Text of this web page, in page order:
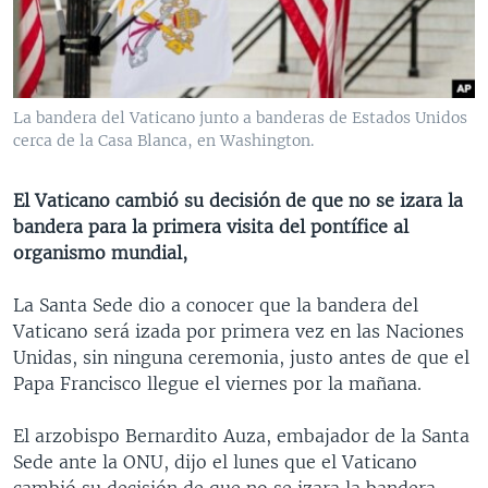
VENEZUELA
BRASIL
NICARAGUA
ECONOMÍA
ENTRETENIMIENTO Y CULTURA
TECNOLOGÍA
DEPORTES
MULTIMEDIA
VIDEOS
FOTOGRAFÍA
AUDIOS
PROGRAMAS TV
EL MUNDO AL DÍA
FORO INTERAMERICANO
LAS CLAVES
PANORAMA
RADIO
AVANCE INFORMATIVO
BUENOS DÍAS AMÉRICA
ESTADOS UNIDOS AL DÍA
FORO [RADIO]
DEPORTIVO INTERNACIONAL
ENTRETENIMIENTO
DIRECT
Learning English
Idiomas
La bandera del Vaticano junto a banderas de Estados Unidos
cerca de la Casa Blanca, en Washington.
El Vaticano cambió su decisión de que no se izara la
bandera para la primera visita del pontífice al
organismo mundial,
La Santa Sede dio a conocer que la bandera del
Vaticano será izada por primera vez en las Naciones
Unidas, sin ninguna ceremonia, justo antes de que el
Papa Francisco llegue el viernes por la mañana.
El arzobispo Bernardito Auza, embajador de la Santa
Sede ante la ONU, dijo el lunes que el Vaticano